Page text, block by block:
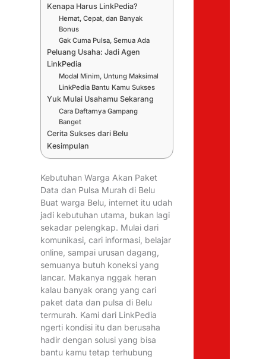
Kenapa Harus LinkPedia?
Hemat, Cepat, dan Banyak
Bonus
Gak Cuma Pulsa, Semua Ada
Peluang Usaha: Jadi Agen
LinkPedia
Modal Minim, Untung Maksimal
LinkPedia Bantu Kamu Sukses
Yuk Mulai Usahamu Sekarang
Cara Daftarnya Gampang
Banget
Cerita Sukses dari Belu
Kesimpulan
Kebutuhan Warga Akan Paket
Data dan Pulsa Murah di Belu
Buat warga Belu, internet itu udah
jadi kebutuhan utama, bukan lagi
sekadar pelengkap. Mulai dari
komunikasi, cari informasi, belajar
online, sampai urusan dagang,
semuanya butuh koneksi yang
lancar. Makanya nggak heran
kalau banyak orang yang cari
paket data dan pulsa di Belu
termurah. Kami dari LinkPedia
ngerti kondisi itu dan berusaha
hadir dengan solusi yang bisa
bantu kamu tetap terhubung